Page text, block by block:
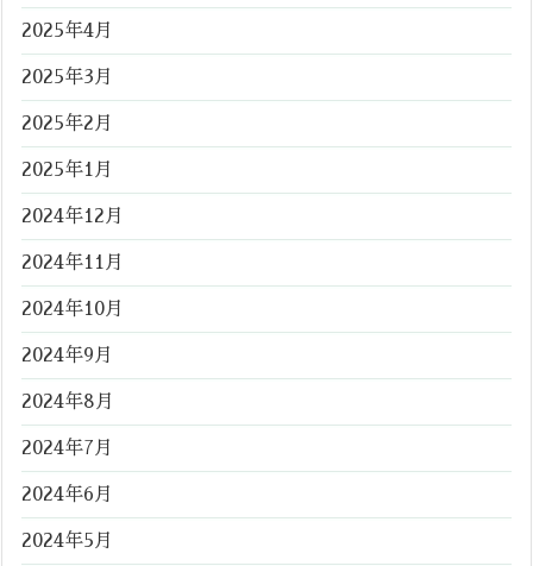
2025年4月
2025年3月
2025年2月
2025年1月
2024年12月
2024年11月
2024年10月
2024年9月
2024年8月
2024年7月
2024年6月
2024年5月